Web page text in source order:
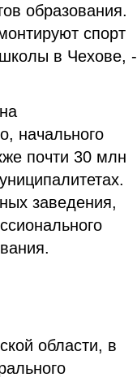
образования.
спорт
в Чехове, -
начального
почти 30 млн
заведения,
области, в